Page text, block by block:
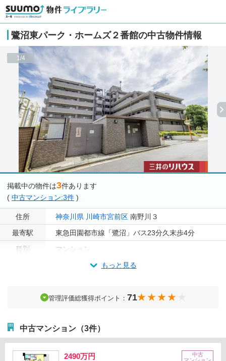
鷺沼東パーク・ホームズ２番館の中古物件情報
1/4
掲載中の物件は3件あります
( 中古マンション:3件 )
住所 神奈川県 川崎市宮前区 南野川３
最寄駅
東急田園都市線「鷺沼」バス23分久末歩4分
種別
マンション
もっと見る
管理評価総獲得ポイント： 71
中古マンション（3件）
2490万円
中古